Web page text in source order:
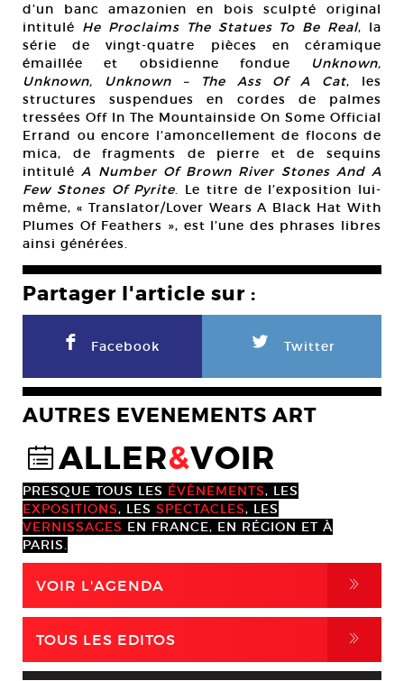
d’un banc amazonien en bois sculpté original
intitulé He Proclaims The Statues To Be Real, la
série de vingt-quatre pièces en céramique
émaillée et obsidienne fondue
Unknown,
Unknown, Unknown – The Ass Of A Cat, les
structures suspendues en cordes de palmes
tressées Off In The Mountainside On Some Official
Errand ou encore l’amoncellement de flocons de
mica, de fragments de pierre et de sequins
intituléA Number Of Brown River Stones And A
Few Stones Of Pyrite. Le titre de l’exposition lui-
même, « Translator/Lover Wears A Black Hat With
Plumes Of Feathers », est l’une des phrases libres
ainsi générées.
Partager l'article sur :
F Facebook L Twitter
AUTRES EVENEMENTS ART
@ALLER&VOIR
PRESQUE TOUS LES ÉVÈNEMENTS, LES
EXPOSITIONS, LES SPECTACLES, LES
VERNISSAGES EN FRANCE, EN RÉGION ET À
PARIS.
VOIR L'AGENDA ,
TOUS LES EDITOS ,